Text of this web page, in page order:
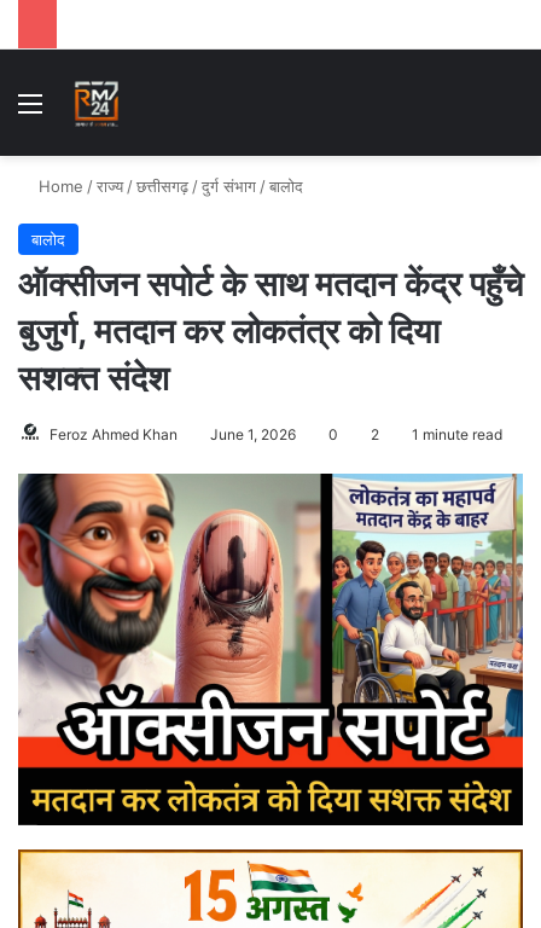
Menu
Home /राज्य /छत्तीसगढ़ /दुर्ग संभाग /बालोद
बालोद
ऑक्सीजन सपोर्ट के साथ मतदान केंद्र पहुँचे
बुजुर्ग, मतदान कर लोकतंत्र को दिया
सशक्त संदेश
Feroz Ahmed Khan June 1, 2026 0 2 1 minute read